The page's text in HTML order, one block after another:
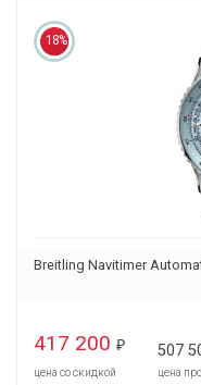
18%
Breitling Navitimer
417 200 ₽
цена со скидкой
507
цена